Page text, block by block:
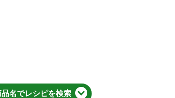
品名でレシピを検索